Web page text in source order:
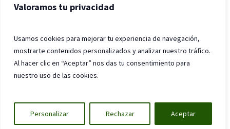
Valoramos tu privacidad
Usamos cookies para mejorar tu experiencia de navegación,
mostrarte contenidos personalizados y analizar nuestro tráfico.
Al hacer clic en “Aceptar” nos das tu consentimiento para
nuestro uso de las cookies.
Personalizar Rechazar Aceptar